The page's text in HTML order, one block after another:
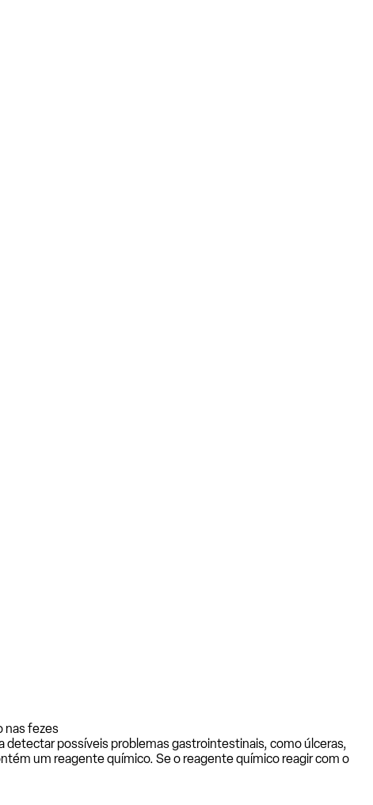
nas fezes
detectar possíveis problemas gastrointestinais, como úlceras,
um reagente químico. Se o reagente químico reagir com o